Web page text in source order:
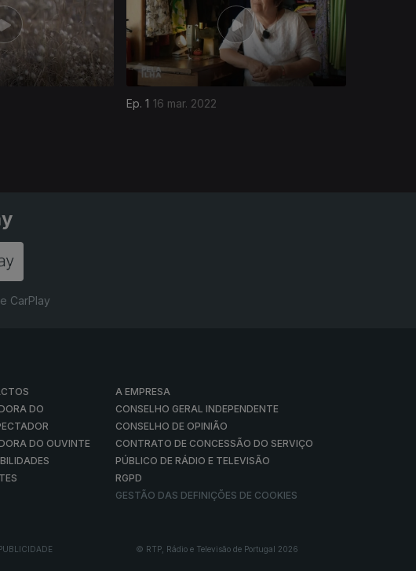
Ep. 1 16 mar. 2022
CarPlay
DO
DO OUVINTE
A EMPRESA
CONSELHO GERAL INDEPENDENTE
CONSELHO DE OPINIÃO
CONTRATO DE CONCESSÃO DO SERVIÇO
PÚBLICO DE RÁDIO E TELEVISÃO
RGPD
GESTÃO DAS DEFINIÇÕES DE COOKIES
© RTP, Rádio e Televisão de Portugal 2026